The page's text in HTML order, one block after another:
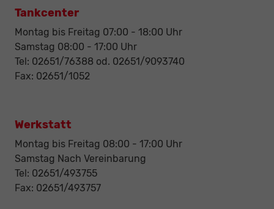
Tankcenter
Montag bis Freitag 07:00 - 18:00 Uhr
Samstag 08:00 - 17:00 Uhr
Tel: 02651/76388 od. 02651/9093740
Fax: 02651/1052
Werkstatt
Montag bis Freitag 08:00 - 17:00 Uhr
Samstag Nach Vereinbarung
Tel: 02651/493755
Fax: 02651/493757